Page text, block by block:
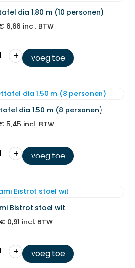
dia 1.80 m (10 personen)
6,66 incl. BTW
+ voeg toe
dia 1.50 m (8 personen)
5,45 incl. BTW
+ voeg toe
Bistrot stoel wit
€ 0,91 incl. BTW
+ voeg toe